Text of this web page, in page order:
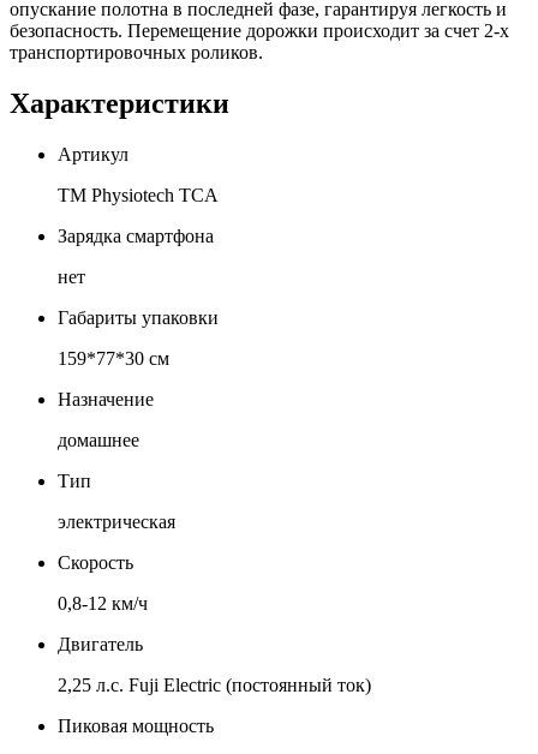
опускание полотна в последней фазе, гарантируя легкость и
безопасность. Перемещение дорожки происходит за счет 2-х
транспортировочных роликов.
Характеристики
Артикул
TM Physiotech TCA
Зарядка смартфона
нет
Габариты упаковки
159*77*30 см
Назначение
домашнее
Тип
электрическая
Скорость
0,8-12 км/ч
Двигатель
2,25 л.с. Fuji Electric (постоянный ток)
Пиковая мощность